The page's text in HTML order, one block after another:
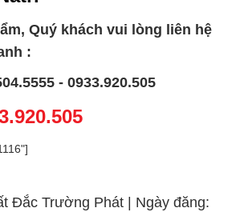
Quý khách vui lòng liên hệ
:
- 0933.920.505
Đắc Trường Phát | Ngày đăng: